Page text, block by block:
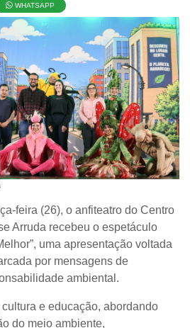
WHATSAPP
feira (26), o anfiteatro do Centro
Arruda recebeu o espetáculo
uma apresentação voltada
por mensagens de
ambiental.
e educação, abordando
do meio ambiente,